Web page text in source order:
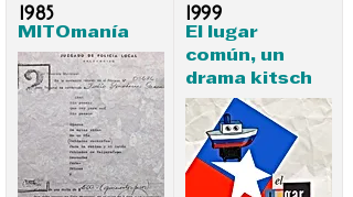
1985
MITOmanía
1999
El lugar
común, un
drama kitsch